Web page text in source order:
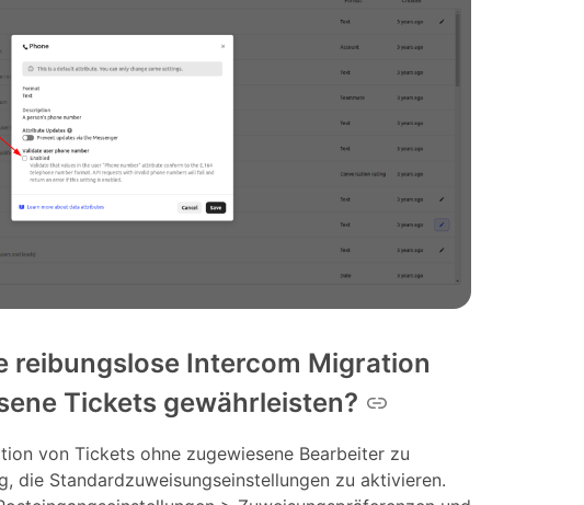
reibungslose Intercom Migration
Tickets gewährleisten?
von Tickets ohne zugewiesene Bearbeiter zu
die Standardzuweisungseinstellungen zu aktivieren.